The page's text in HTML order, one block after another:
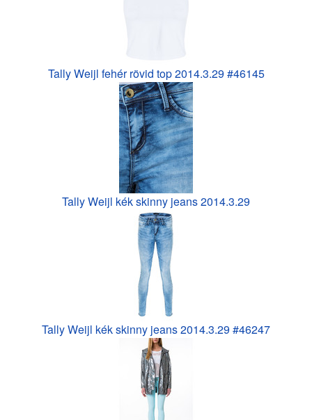
Tally Weijl fehér rövid top 2014.3.29 #46145
Tally Weijl kék skinny jeans 2014.3.29
Tally Weijl kék skinny jeans 2014.3.29 #46247